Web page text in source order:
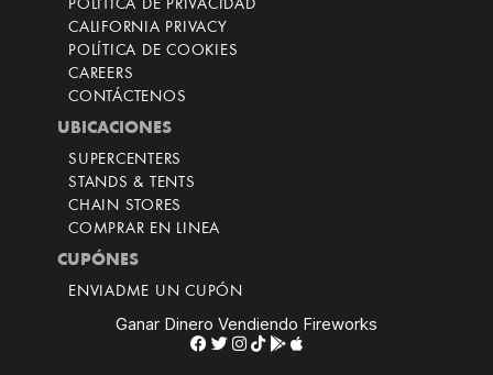
POLÍTICA DE PRIVACIDAD
CALIFORNIA PRIVACY
POLÍTICA DE COOKIES
CAREERS
CONTÁCTENOS
UBICACIONES
SUPERCENTERS
STANDS & TENTS
CHAIN STORES
COMPRAR EN LINEA
CUPÓNES
ENVIADME UN CUPÓN
Ganar Dinero Vendiendo Fireworks